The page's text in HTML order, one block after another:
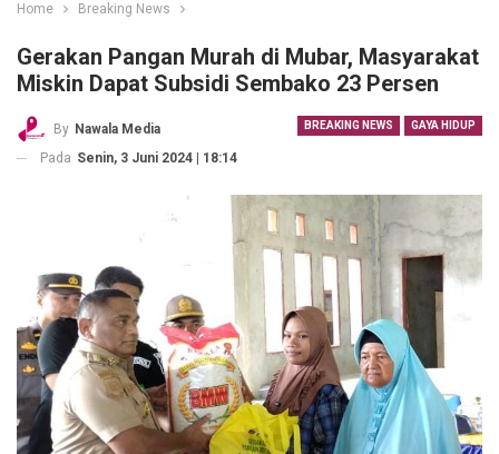
Home Breaking News
Gerakan Pangan Murah di Mubar, Masyarakat
Miskin Dapat Subsidi Sembako 23 Persen
BREAKING NEWS GAYA HIDUP
By Nawala Media
Pada Senin, 3 Juni 2024 | 18:14